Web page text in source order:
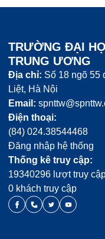
TRƯỜNG ĐẠI
TRUNG ƯƠNG
Địa chỉ: Số 18 ngõ 55
Liệt, Hà Nội
Email:
Điện thoại:
(84) 024.38544468
Đăng nhập hệ thống
Thống kê truy cập:
19340296 lượt truy
0 khách truy cập